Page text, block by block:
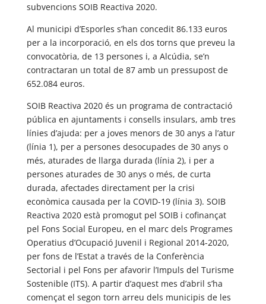
subvencions SOIB Reactiva 2020.
Al municipi d’Esporles s’han concedit 86.133 euros
per a la incorporació, en els dos torns que preveu la
convocatòria, de 13 persones i, a Alcúdia, se’n
contractaran un total de 87 amb un pressupost de
652.084 euros.
SOIB Reactiva 2020 és un programa de contractació
pública en ajuntaments i consells insulars, amb tres
línies d’ajuda: per a joves menors de 30 anys a l’atur
(línia 1), per a persones desocupades de 30 anys o
més, aturades de llarga durada (línia 2), i per a
persones aturades de 30 anys o més, de curta
durada, afectades directament per la crisi
econòmica causada per la COVID-19 (línia 3). SOIB
Reactiva 2020 està promogut pel SOIB i cofinançat
pel Fons Social Europeu, en el marc dels Programes
Operatius d’Ocupació Juvenil i Regional 2014-2020,
per fons de l’Estat a través de la Conferència
Sectorial i pel Fons per afavorir l’Impuls del Turisme
Sostenible (ITS). A partir d’aquest mes d’abril s’ha
començat el segon torn arreu dels municipis de les